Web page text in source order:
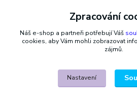
Ivana Šiková
+420 607 146 238
Po-Pá, 8-18 hod.
Zpracování
Náš e-shop a partneři potřebují Váš
cookies, aby Vám mohli zobrazovat
zájmů.
Nastavení